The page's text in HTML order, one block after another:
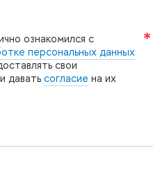
ознакомился с
персональных данных
свои
даватьсогласие на их